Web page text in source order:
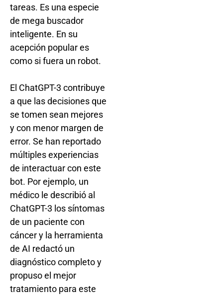
tareas. Es una especie
de mega buscador
inteligente. En su
acepción popular es
como si fuera un robot.
El ChatGPT-3 contribuye
a que las decisiones que
se tomen sean mejores
y con menor margen de
error. Se han reportado
múltiples experiencias
de interactuar con este
bot. Por ejemplo, un
médico le describió al
ChatGPT-3 los síntomas
de un paciente con
cáncer y la herramienta
de AI redactó un
diagnóstico completo y
propuso el mejor
tratamiento para este